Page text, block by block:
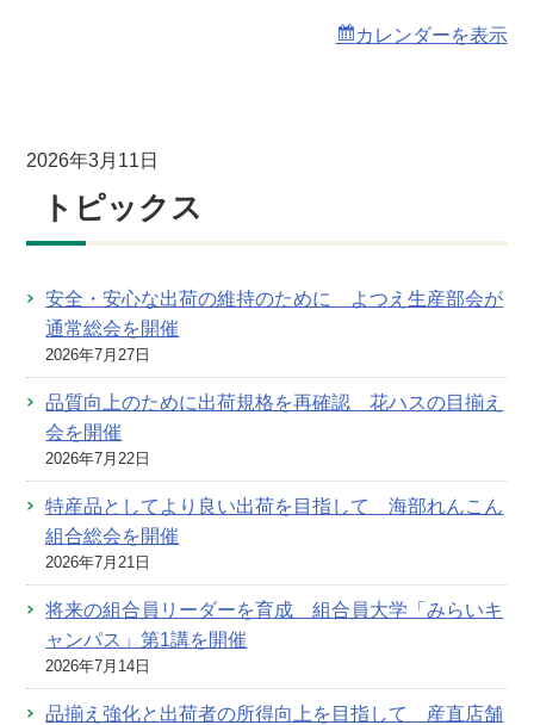
カレンダーを表示
2026年3月11日
トピックス
安全・安心な出荷の維持のために よつえ生産部会が
通常総会を開催
2026年7月27日
品質向上のために出荷規格を再確認 花ハスの目揃え
会を開催
2026年7月22日
特産品としてより良い出荷を目指して 海部れんこん
組合総会を開催
2026年7月21日
将来の組合員リーダーを育成 組合員大学「みらいキ
ャンパス」第1講を開催
2026年7月14日
品揃え強化と出荷者の所得向上を目指して 産直店舗